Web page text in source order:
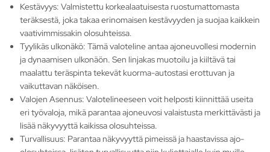
Kestävyys: Valmistettu korkealaatuisesta ruostumattomasta
teräksestä, joka takaa erinomaisen kestävyyden ja suojaa kaikkein
vaativimmissakin olosuhteissa.
Tyylikäs ulkonäkö: Tämä valoteline antaa ajoneuvollesi modernin
ja dynaamisen ulkonäön. Sen linjakas muotoilu ja kiiltävä tai
maalattu teräspinta tekevät kuorma-autostasi erottuvan ja
vaikuttavan näköisen.
Valojen Asennus: Valotelineeseen voit helposti kiinnittää useita
eri työvaloja, mikä parantaa ajoneuvosi valaistusta merkittävästi ja
lisää näkyvyyttä kaikissa olosuhteissa.
Turvallisuus: Parantaa näkyvyyttä pimeissä ja haastavissa ajo-